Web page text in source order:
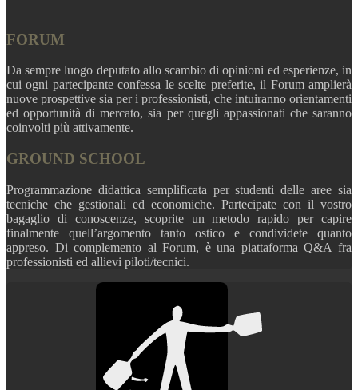
FORUM
Da sempre luogo deputato allo scambio di opinioni ed esperienze, in
cui ogni partecipante confessa le scelte preferite, il Forum amplierà
nuove prospettive sia per i professionisti, che intuiranno orientamenti
ed opportunità di mercato, sia per quegli appassionati che saranno
coinvolti più attivamente.
GROUND SCHOOL
Programmazione didattica semplificata per studenti delle aree sia
tecniche che gestionali ed economiche. Partecipate con il vostro
bagaglio di conoscenze, scoprite un metodo rapido per capire
finalmente quell’argomento tanto ostico e condividete quanto
appreso. Di complemento al Forum, è una piattaforma Q&A fra
professionisti ed allievi piloti/tecnici.